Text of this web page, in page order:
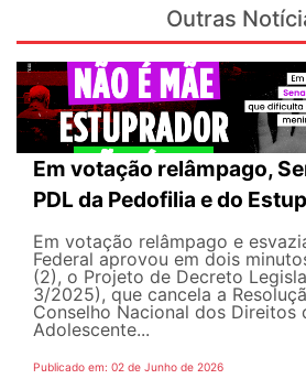
Outras
Em votação relâmpago,
PDL da Pedofilia e do
Em votação relâmpago e
Federal aprovou em dois
(2), o Projeto de Decreto
3/2025), que cancela a
Conselho Nacional dos Direitos
Adolescente...
Publicado em: 02 de Junho de 2026